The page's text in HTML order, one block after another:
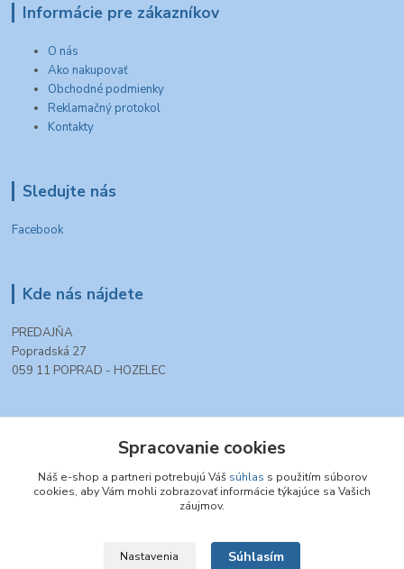
Informácie pre zákazníkov
O nás
Ako nakupovať
Obchodné podmienky
Reklamačný protokol
Kontakty
Sledujte nás
Facebook
Kde nás nájdete
PREDAJŇA
Popradská 27
059 11 POPRAD - HOZELEC
+421 903 990 777
(Po-Pia, 8-16 hod.)
Spracovanie cookies
Náš e-shop a partneri potrebujú Váš súhlas s použitím súborov
cookies, aby Vám mohli zobrazovať informácie týkajúce sa Vašich
záujmov.
Nastavenia Súhlasím